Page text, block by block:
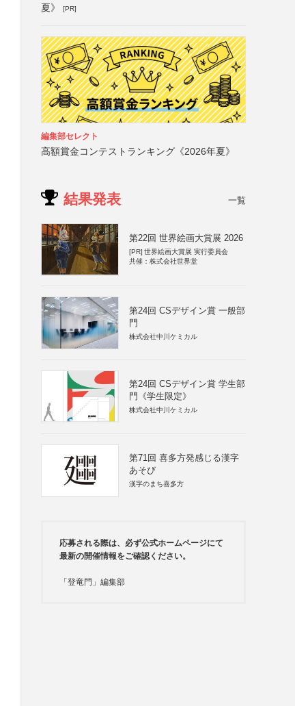
夏》
[PR]
編集部セレクト
高額賞金コンテストランキング《2026年夏》
結果発表 一覧
第22回 世界絵画大賞展 2026
[PR] 世界絵画大賞展 実行委員会
共催：株式会社世界堂
第24回 CSデザイン賞 一般部
門
株式会社中川ケミカル
第24回 CSデザイン賞 学生部
門《学生限定》
株式会社中川ケミカル
第71回 喜多方発感じる漢字
あそび
漢字のまち喜多方
応募される際は、必ず公式ホームページにて
最新の開催情報をご確認ください。
「登竜門」編集部